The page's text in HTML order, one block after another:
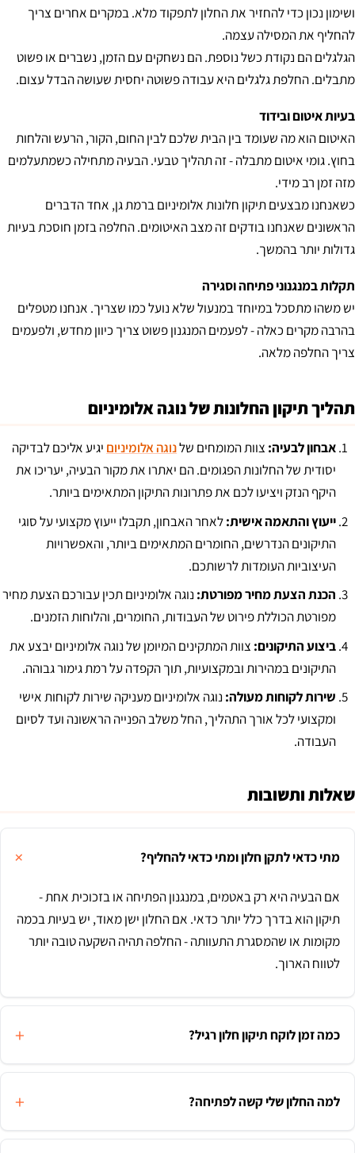
ושימון נכון כדי להחזיר את החלון לתפקוד מלא. במקרים אחרים צריך
להחליף את המסילה עצמה.
הגלגלים הם נקודת כשל נוספת. הם נשחקים עם הזמן, נשברים או פשוט
מתבלים. החלפת גלגלים היא עבודה פשוטה יחסית שעושה הבדל עצום.
בעיות איטום ובידוד
האיטום הוא מה שעומד בין הבית שלכם לבין החום, הקור, הרעש והלחות
בחוץ. גומי איטום מתבלה - זה תהליך טבעי. הבעיה מתחילה כשמתעלמים
מזה זמן רב מידי.
כשאנחנו מבצעים תיקון חלונות אלומיניום ברמת גן, אחד הדברים
הראשונים שאנחנו בודקים זה מצב האיטומים. החלפה בזמן חוסכת בעיות
גדולות יותר בהמשך.
תקלות במנגנוני פתיחה וסגירה
יש משהו מתסכל במיוחד במנעול שלא נועל כמו שצריך. אנחנו מטפלים
בהרבה מקרים כאלה - לפעמים המנגנון פשוט צריך כיוון מחדש, ולפעמים
צריך החלפה מלאה.
תהליך תיקון החלונות של נוגה אלומיניום
אבחון לבעיה: צוות המומחים שלנוגה אלומיניום יגיע אליכם לבדיקה
יסודית של החלונות הפגומים. הם יאתרו את מקור הבעיה, יעריכו את
היקף הנזק ויציעו לכם את פתרונות התיקון המתאימים ביותר.
ייעוץ והתאמה אישית:לאחר האבחון, תקבלו ייעוץ מקצועי על סוגי
התיקונים הנדרשים, החומרים המתאימים ביותר, והאפשרויות
העיצוביות העומדות לרשותכם.
הכנת הצעת מחיר מפורטת: נוגה אלומיניום תכין עבורכם הצעת מחיר
מפורטת הכוללת פירוט של העבודות, החומרים, והלוחות הזמנים.
ביצוע התיקונים: צוות המתקינים המיומן של נוגה אלומיניום יבצע את
התיקונים במהירות ובמקצועיות, תוך הקפדה על רמת גימור גבוהה.
שירות לקוחות מעולה: נוגה אלומיניום מעניקה שירות לקוחות אישי
ומקצועי לכל אורך התהליך, החל משלב הפנייה הראשונה ועד לסיום
העבודה.
שאלות ותשובות
מתי כדאי לתקן חלון ומתי כדאי להחליף?
אם הבעיה היא רק באטמים, במנגנון הפתיחה או בזכוכית אחת -
תיקון הוא בדרך כלל יותר כדאי. אם החלון ישן מאוד, יש בעיות בכמה
מקומות או שהמסגרת התעוותה - החלפה תהיה השקעה טובה יותר
לטווח הארוך.
כמה זמן לוקח תיקון חלון רגיל?
למה החלון שלי קשה לפתיחה?